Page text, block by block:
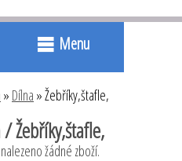
Menu
» Dílna »Žebříky,štafle,
Žebříky,štafle,
žádné zboží.